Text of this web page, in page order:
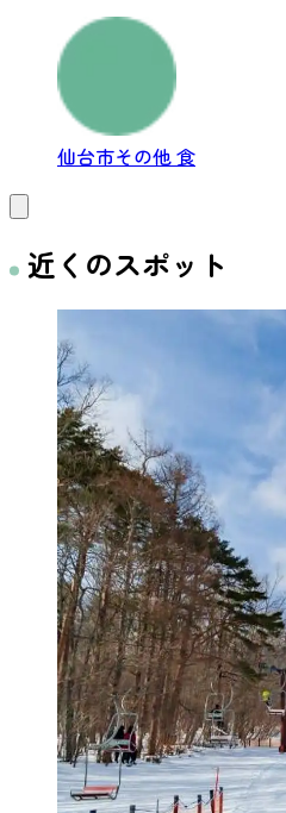
仙台市その他食
近くのスポット